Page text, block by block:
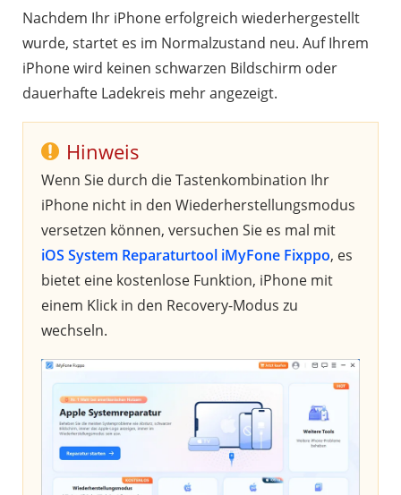
Nachdem Ihr iPhone erfolgreich wiederhergestellt
wurde, startet es im Normalzustand neu. Auf Ihrem
iPhone wird keinen schwarzen Bildschirm oder
dauerhafte Ladekreis mehr angezeigt.
Hinweis
Wenn Sie durch die Tastenkombination Ihr
iPhone nicht in den Wiederherstellungsmodus
versetzen können, versuchen Sie es mal mit
iOS System Reparaturtool iMyFone Fixppo, es
bietet eine kostenlose Funktion, iPhone mit
einem Klick in den Recovery-Modus zu
wechseln.